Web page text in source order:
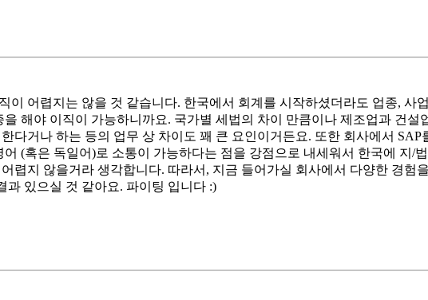
어렵지는 않을 것 같습니다. 한국에서 회계를 시작하셨더라도 업종, 사
해야 이직이 가능하니까요. 국가별 세법의 차이 만큼이나 제조업과 건설
다거나 하는 등의 업무 상 차이도 꽤 큰 요인이거든요. 또한 회사에서
(혹은 독일어)로 소통이 가능하다는 점을 강점으로 내세워서 한국에 지/법
렵지 않을거라 생각합니다. 따라서, 지금 들어가실 회사에서 다양한 경험
과 있으실 것 같아요. 파이팅 입니다 :)